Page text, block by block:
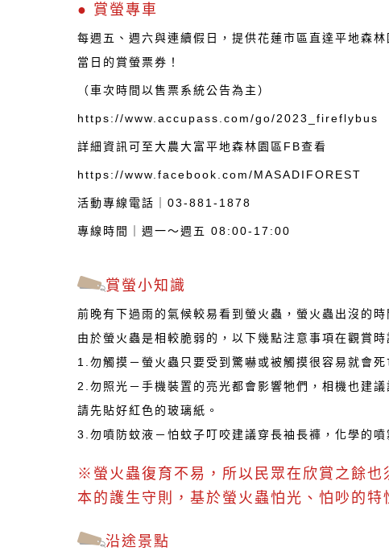
● 賞螢專車
每週五、週六與連續假日，提供花蓮市區直達平地森
當日的賞螢票券！
（車次時間以售票系統公告為主）
https://www.accupass.com/go/2023_fireflybus
詳細資訊可至大農大富平地森林園區FB查看
https://www.facebook.com/MASADIFOREST
活動專線電話｜03-881-1878
專線時間｜週一～週五 08:00-17:00
賞螢小知識
前晚有下過雨的氣候較易看到螢火蟲，螢火蟲出沒的
由於螢火蟲是相較脆弱的，以下幾點注意事項在觀賞
1.勿觸摸－螢火蟲只要受到驚嚇或被觸摸很容易就會死
2.勿照光－手機裝置的亮光都會影響牠們，相機也建
請先貼好紅色的玻璃紙。
3.勿噴防蚊液－怕蚊子叮咬建議穿長袖長褲，化學的噴
※螢火蟲復育不易，所以民眾在欣賞之餘
本的護生守則，基於螢火蟲怕光、怕吵的
沿途景點